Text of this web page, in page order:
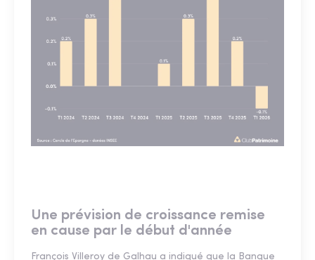
Une prévision de croissance remise
en cause par le début d'année
François Villeroy de Galhau a indiqué que la Banque